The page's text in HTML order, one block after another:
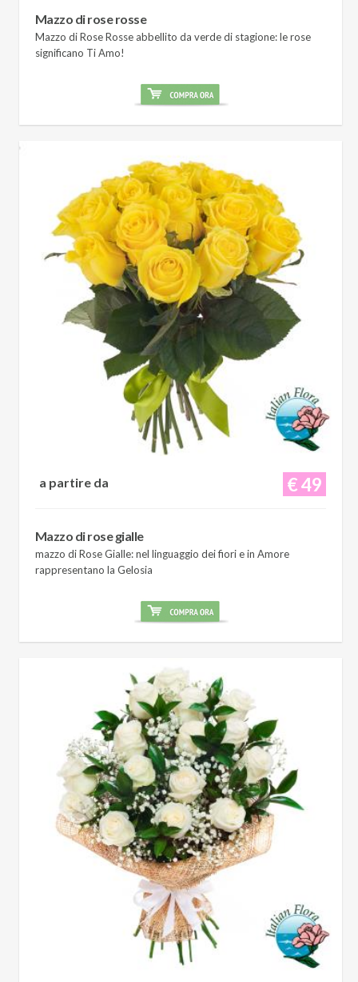
Mazzo di rose rosse
Mazzo di Rose Rosse abbellito da verde di stagione: le rose
significano Ti Amo!
€ 49
a partire da
Mazzo di rose gialle
mazzo di Rose Gialle: nel linguaggio dei fiori e in Amore
rappresentano la Gelosia